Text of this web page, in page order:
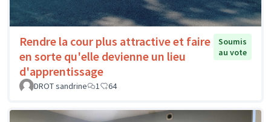
Rendre la cour plus attractive et faire
en sorte qu'elle devienne un lieu
d'apprentissage
Soumis
au vote
DROT sandrine 1 64